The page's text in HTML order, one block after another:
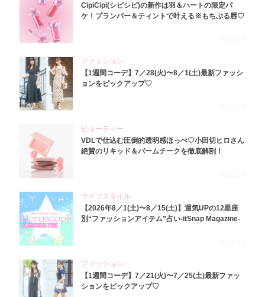
CipiCipi(シピシピ)の新作は羽＆ハートの限定パ
ケ！プランパー＆ティントで叶える※もちぷる唇♡
ファッション
【1週間コーデ】7／28(火)〜8／1(土)最新ファッシ
ョンをピックアップ♡
ビューティー
VDLで仕込む圧倒的透明感ほっぺ♡小田切ヒロさん
絶賛のリキッド＆バームチークを徹底解剖！
ライフスタイル
【2026年8／1(土)〜8／15(土)】運気UPの12星座
別“ファッションアイテム”占い-itSnap Magazine-
ファッション
【1週間コーデ】7／21(火)〜7／25(土)最新ファッ
ションをピックアップ♡